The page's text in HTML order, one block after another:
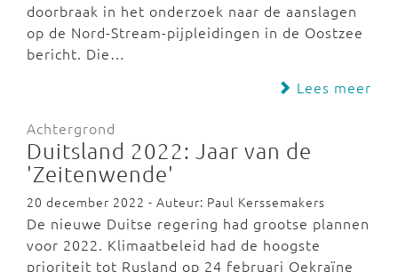
doorbraak in het onderzoek naar de aanslagen
op de Nord-Stream-pijpleidingen in de Oostzee
bericht. Die…
Lees meer
Achtergrond
Duitsland 2022: Jaar van de
'Zeitenwende'
20 december 2022 - Auteur: Paul Kerssemakers
De nieuwe Duitse regering had grootse plannen
voor 2022. Klimaatbeleid had de hoogste
prioriteit tot Rusland op 24 februari Oekraïne